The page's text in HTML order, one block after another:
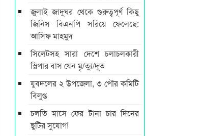
জুলাই জাদুঘর থেকে গুরুত্বপূর্ণ কিছু
জিনিস বিএনপি সরিয়ে ফেলেছে:
আসিফ মাহমুদ
সিলেটসহ সারা দেশে চলাচলকারী
স্লিপার বাস যেন মৃ/ত্যু/দূত
যুবদলের ২ উপজেলা, ৩ পৌর কমিটি
বিলুপ্ত
চলতি মাসে ফের টানা চার দিনের
ছুটির সুযোগ!